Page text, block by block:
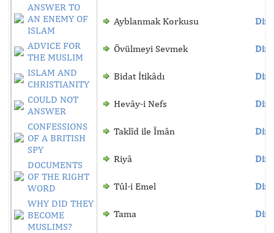
ANSWER TO
AN ENEMY OF
ISLAM
ADVICE FOR
THE MUSLIM
ISLAM AND
CHRISTIANITY
COULD NOT
ANSWER
CONFESSIONS
OF A BRITISH
SPY
DOCUMENTS
OF THE RIGHT
WORD
WHY DID THEY
BECOME
MUSLIMS?
Ayblanmak Korkusu
Övülmeyi Sevmek
Bidat İtikâdı
Hevây-i Nefs
Taklîd ile Îmân
Riyâ
Tûl-i Emel
Tama